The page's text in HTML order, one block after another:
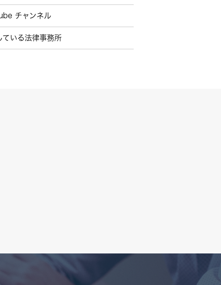
チャンネル
ている法律事務所